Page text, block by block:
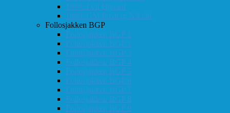
1999: Leif Øgaard
1996: GM Predrag Nikolic
Follosjakken BGP
Follosjakken BGP 1
Follosjakken BGP 2
Follosjakken BGP 3
Follosjakken BGP 4
Follosjakken BGP 5
Follosjakken BGP 6
Follosjakken BGP 7
Follosjakken BGP 8
Follosjakken BGP 9